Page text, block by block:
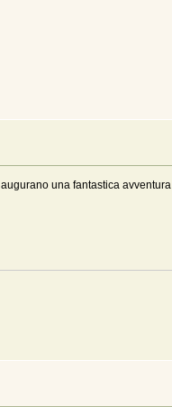
una fantastica avventura